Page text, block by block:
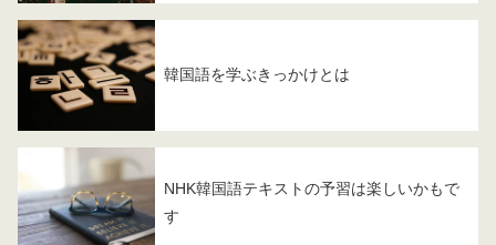
韓国語を学ぶきっかけとは
NHK韓国語テキストの予習は楽しいかもで
す